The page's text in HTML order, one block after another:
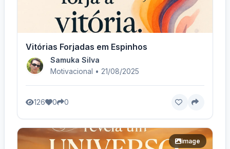
Vitórias Forjadas em Espinhos
Samuka Silva
Motivacional • 21/08/2025
126 0 0
image